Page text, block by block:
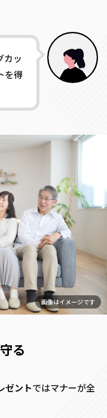
カッ
を得
画像はイメージです
る
ゼントではマナーが全